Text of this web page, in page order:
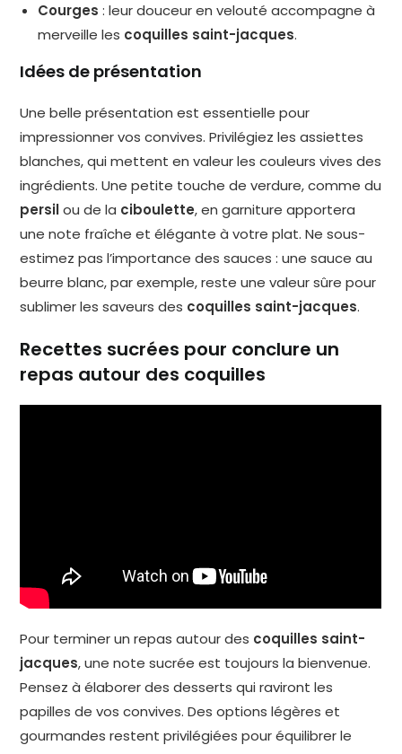
Courges : leur douceur en velouté accompagne à
merveille les coquilles saint-jacques.
Idées de présentation
Une belle présentation est essentielle pour
impressionner vos convives. Privilégiez les assiettes
blanches, qui mettent en valeur les couleurs vives des
ingrédients. Une petite touche de verdure, comme du
persilou de la ciboulette, en garniture apportera
une note fraîche et élégante à votre plat. Ne sous-
estimez pas l’importance des sauces : une sauce au
beurre blanc, par exemple, reste une valeur sûre pour
sublimer les saveurs des coquilles saint-jacques.
Recettes sucrées pour conclure un
repas autour des coquilles
Pour terminer un repas autour des coquilles saint-
jacques, une note sucrée est toujours la bienvenue.
Pensez à élaborer des desserts qui raviront les
papilles de vos convives. Des options légères et
gourmandes restent privilégiées pour équilibrer le